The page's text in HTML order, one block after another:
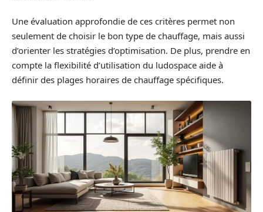
Une évaluation approfondie de ces critères permet non
seulement de choisir le bon type de chauffage, mais aussi
d’orienter les stratégies d’optimisation. De plus, prendre en
compte la flexibilité d’utilisation du ludospace aide à
définir des plages horaires de chauffage spécifiques.